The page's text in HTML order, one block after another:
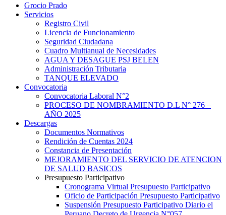
Grocio Prado
Servicios
Registro Civil
Licencia de Funcionamiento
Seguridad Ciudadana
Cuadro Multianual de Necesidades
AGUA Y DESAGUE PSJ BELEN
Administración Tributaria
TANQUE ELEVADO
Convocatoria
Convocatoria Laboral N°2
PROCESO DE NOMBRAMIENTO D.L N° 276 –
AÑO 2025
Descargas
Documentos Normativos
Rendición de Cuentas 2024
Constancia de Presentación
MEJORAMIENTO DEL SERVICIO DE ATENCION
DE SALUD BASICOS
Presupuesto Participativo
Cronograma Virtual Presupuesto Participativo
Oficio de Participación Presupuesto Participativo
Suspensión Presupuesto Participativo Diario el